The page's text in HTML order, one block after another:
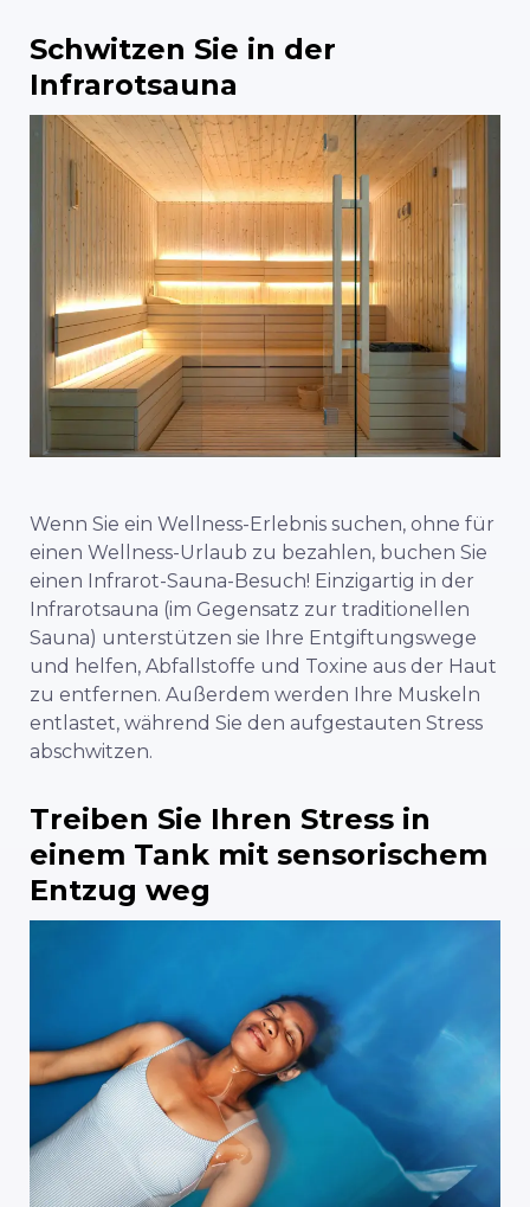
Schwitzen Sie in der
Infrarotsauna
Wenn Sie ein Wellness-Erlebnis suchen, ohne für
einen Wellness-Urlaub zu bezahlen, buchen Sie
einen Infrarot-Sauna-Besuch! Einzigartig in der
Infrarotsauna (im Gegensatz zur traditionellen
Sauna) unterstützen sie Ihre Entgiftungswege
und helfen, Abfallstoffe und Toxine aus der Haut
zu entfernen. Außerdem werden Ihre Muskeln
entlastet, während Sie den aufgestauten Stress
abschwitzen.
Treiben Sie Ihren Stress in
einem Tank mit sensorischem
Entzug weg